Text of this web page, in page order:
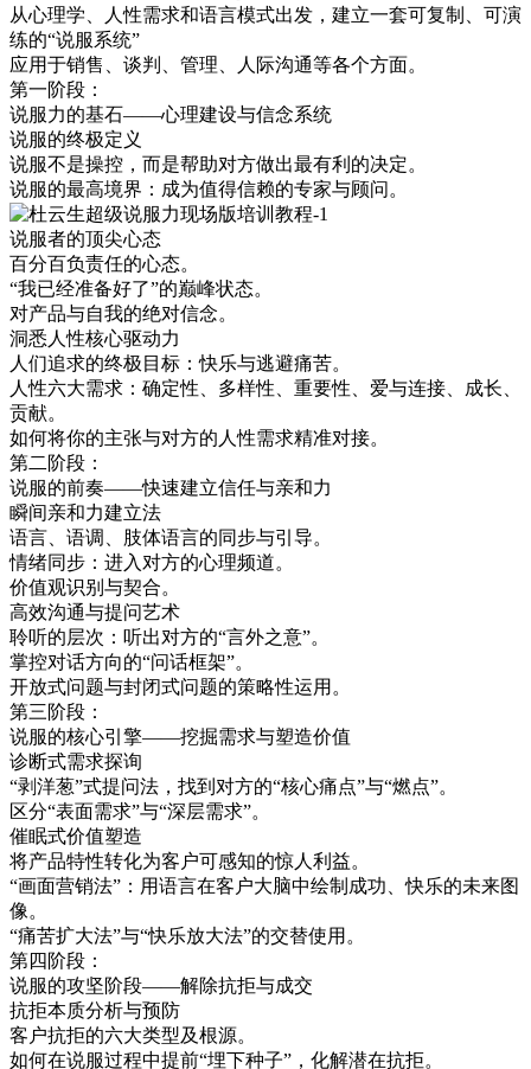
从心理学、人性需求和语言模式出发，建立一套可复制、可演
练的“说服系统”
应用于销售、谈判、管理、人际沟通等各个方面。
第一阶段：
说服力的基石——心理建设与信念系统
说服的终极定义
说服不是操控，而是帮助对方做出最有利的决定。
说服的最高境界：成为值得信赖的专家与顾问。
说服者的顶尖心态
百分百负责任的心态。
“我已经准备好了”的巅峰状态。
对产品与自我的绝对信念。
洞悉人性核心驱动力
人们追求的终极目标：快乐与逃避痛苦。
人性六大需求：确定性、多样性、重要性、爱与连接、成长、
贡献。
如何将你的主张与对方的人性需求精准对接。
第二阶段：
说服的前奏——快速建立信任与亲和力
瞬间亲和力建立法
语言、语调、肢体语言的同步与引导。
情绪同步：进入对方的心理频道。
价值观识别与契合。
高效沟通与提问艺术
聆听的层次：听出对方的“言外之意”。
掌控对话方向的“问话框架”。
开放式问题与封闭式问题的策略性运用。
第三阶段：
说服的核心引擎——挖掘需求与塑造价值
诊断式需求探询
“剥洋葱”式提问法，找到对方的“核心痛点”与“燃点”。
区分“表面需求”与“深层需求”。
催眠式价值塑造
将产品特性转化为客户可感知的惊人利益。
“画面营销法”：用语言在客户大脑中绘制成功、快乐的未来图
像。
“痛苦扩大法”与“快乐放大法”的交替使用。
第四阶段：
说服的攻坚阶段——解除抗拒与成交
抗拒本质分析与预防
客户抗拒的六大类型及根源。
如何在说服过程中提前“埋下种子”，化解潜在抗拒。